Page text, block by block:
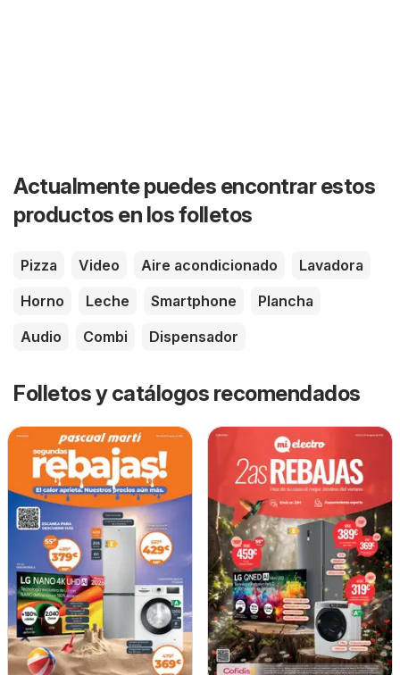
Actualmente puedes encontrar estos
productos en los folletos
Pizza Video Aire acondicionado
Lavadora
Horno
Leche Smartphone
Plancha
Audio
Combi Dispensador
Folletos y catálogos recomendados